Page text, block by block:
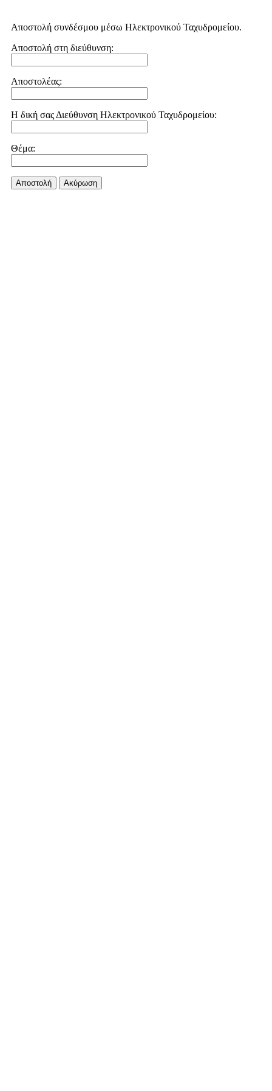
Αποστολή συνδέσμου μέσω Ηλεκτρονικού Ταχυδρομείου.
Αποστολή στη διεύθυνση:
Αποστολέας:
Η δική σας Διεύθυνση Ηλεκτρονικού Ταχυδρομείου:
Θέμα:
Αποστολή Aκύρωση